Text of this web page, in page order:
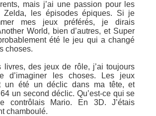
mais j’ai une passion pour les
Zelda, les épisodes épiques. Si je
mes jeux préférés, je dirais
World, bien d’autres, et Super
été le jeu qui a changé
choses.
livres, des jeux de rôle, j’ai toujours
d’imaginer les choses. Les jeux
un été un déclic dans ma tête, et
un second déclic. Qu’est-ce qui se
contrôlais Mario. En 3D. J’étais
chamboulé.